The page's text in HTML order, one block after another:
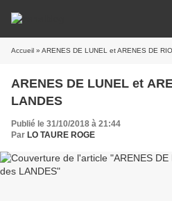
Accueil » ARENES DE LUNEL et ARENES DE
ARENES DE LUNEL et
LANDES
Publié le 31/10/2018 à 21:44
Par LO TAURE ROGE